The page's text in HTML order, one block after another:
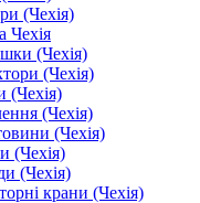
(Чехія)
Чехія
(Чехія)
(Чехія)
(Чехія)
(Чехія)
(Чехія)
(Чехія)
(Чехія)
крани (Чехія)